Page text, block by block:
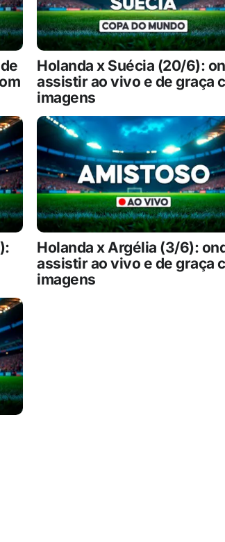
Holanda x Suécia (20/6):
assistir ao vivo e de graça
imagens
Holanda x Argélia (3/6):
assistir ao vivo e de graça
imagens